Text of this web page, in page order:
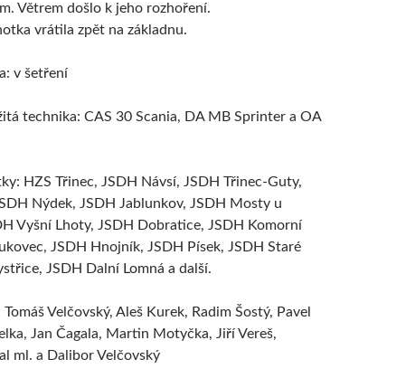
Větrem došlo k jeho rozhoření.
vrátila zpět na základnu.
v šetření
technika: CAS 30 Scania, DA MB Sprinter a OA
HZS Třinec, JSDH Návsí, JSDH Třinec-Guty,
Nýdek, JSDH Jablunkov, JSDH Mosty u
Vyšní Lhoty, JSDH Dobratice, JSDH Komorní
JSDH Hnojník, JSDH Písek, JSDH Staré
JSDH Dalní Lomná a další.
Velčovský, Aleš Kurek, Radim Šostý, Pavel
Jan Čagala, Martin Motyčka, Jiří Vereš,
ml. a Dalibor Velčovský